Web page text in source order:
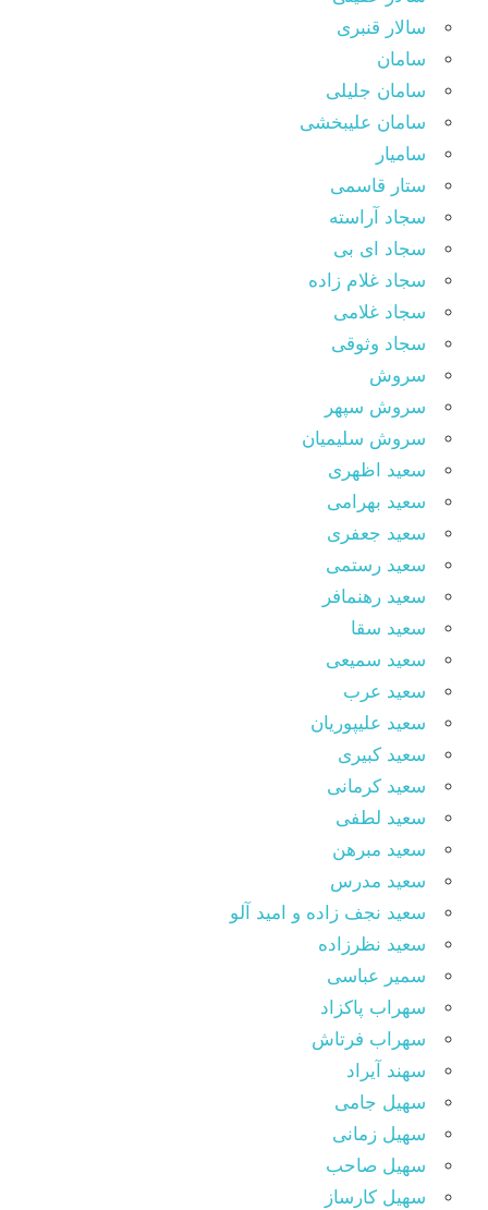
سالار قنبری
سامان
سامان جلیلی
سامان علیبخشی
سامیار
ستار قاسمی
سجاد آراسته
سجاد ای بی
سجاد غلام زاده
سجاد غلامی
سجاد وثوقى
سروش
سروش سپهر
سروش سلیمیان
سعید اظهری
سعید بهرامی
سعید جعفری
سعید رستمی
سعید رهنمافر
سعید سقا
سعید سمیعی
سعید عرب
سعید علیپوریان
سعید کبیری
سعید کرمانی
سعید لطفی
سعید مبرهن
سعید مدرس
سعید نجف زاده و امید آلو
سعید نظرزاده
سمیر عباسی
سهراب پاکزاد
سهراب فرتاش
سهند آیراد
سهیل جامی
سهیل زمانی
سهیل صاحب
سهیل کارساز